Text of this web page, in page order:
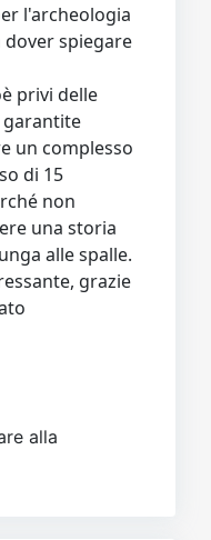
l'archeologia
dover spiegare
privi delle
un complesso
di 15
non
una storia
alle spalle.
grazie
alla